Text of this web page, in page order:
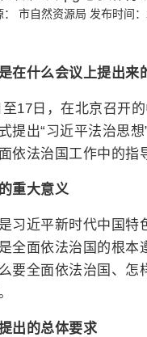
： 市自然资源局 发布时间
在什么会议上提出来
17日，在北京召开
提出“习近平法治思
依法治国工作中的指
重大意义
习近平新时代中国特
全面依法治国的根本
要全面依法治国、怎
出的总体要求